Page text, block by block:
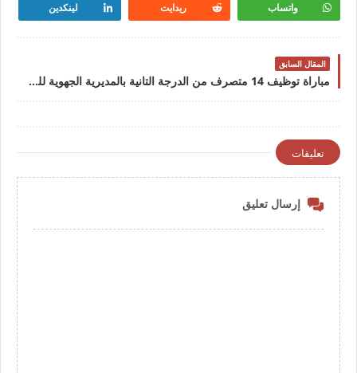
واتساب ريدايت لينكدين
المقال السابق
مباراة توظيف 14 متصرف من الدرجة التانية بالمديرية الجهوية للصحة لجهة فاس مكناس آخر أجل 22 دجنبر 2022مباراة توظيف 14 متصرف من الدرجة التانية بالمديرية الجهوية للصحة لجهة فاس مكناس آخر أجل 22 دجنبر 2022
تعليقات
إرسال تعليق